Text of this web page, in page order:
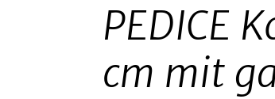
PEDICE
cm mit